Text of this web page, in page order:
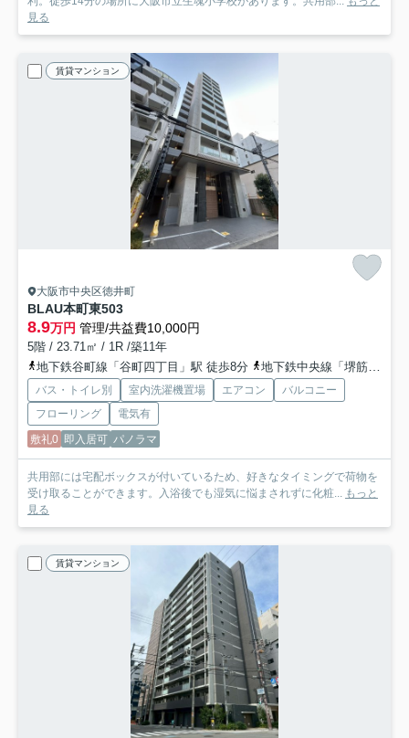
見る
賃貸マンション
大阪市中央区徳井町
BLAU本町東503
8.9万円 管理/共益費10,000円
5階 / 23.71㎡ / 1R /築11年
地下鉄谷町線「谷町四丁目」駅 徒歩8分
地下鉄中央線「堺筋本町」駅 徒歩12分
バス・トイレ別 室内洗濯機置場 エアコン
バルコニー
フローリング
電気有
敷礼0 即入居可 パノラマ
共用部には宅配ボックスが付いているため、好きなタイミングで荷物を
受け取ることができます。入浴後でも湿気に悩まされずに化粧... もっと
見る
賃貸マンション